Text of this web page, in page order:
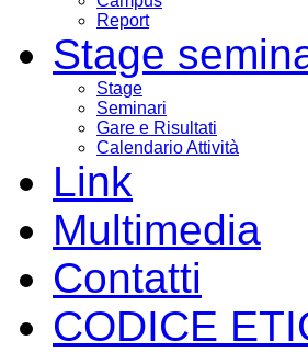
Report
Stage
Stage
Seminari
Gare e Risultati
Calendario Attività
Link
Multimedia
Contatti
CODICE